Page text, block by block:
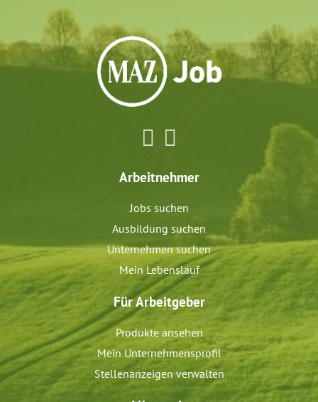
Arbeitnehmer
Jobs suchen
Ausbildung suchen
Unternehmen suchen
Mein Lebenslauf
Für Arbeitgeber
Produkte ansehen
Mein Unternehmensprofil
Stellenanzeigen verwalten